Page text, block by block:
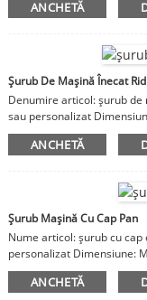
ANCHETĂ
Șurub De Mașină Înecat
Denumire articol: șurub de
sau personalizat
ANCHETĂ
Șurub Mașină Cu Cap Pan
Nume articol: șurub cu cap
personalizat Dimensiune:
ANCHETĂ